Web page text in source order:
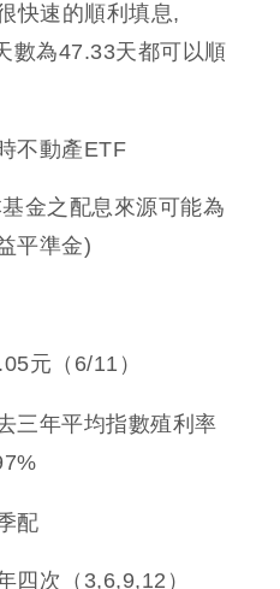
快速的順利填息,
數為47.33天都可以順
不動產ETF
金之配息來源可能為
平準金)
元（6/11）
三年平均指數殖利率
配
四次（3,6,9,12）